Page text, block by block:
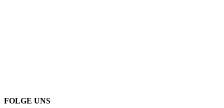
FOLGE UNS